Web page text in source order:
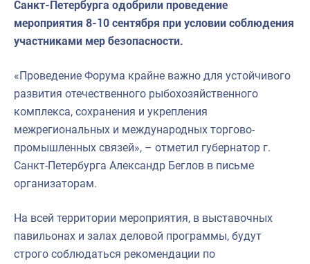
Санкт-Петербурга одобрили проведение
мероприятия 8-10 сентября при условии соблюдения
участниками мер безопасности.
«Проведение Форума крайне важно для устойчивого
развития отечественного рыбохозяйственного
комплекса, сохранения и укрепления
межрегиональных и международных торгово-
промышленных связей», – отметил губернатор г.
Санкт-Петербурга Александр Беглов в письме
организаторам.
На всей территории мероприятия, в выставочных
павильонах и залах деловой программы, будут
строго соблюдаться рекомендации по